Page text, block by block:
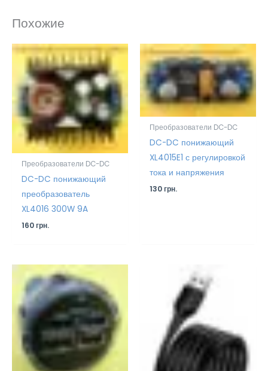
Похожие
Преобразователи DC-DC
DC-DC понижающий
преобразователь
XL4016 300W 9A
160грн.
Преобразователи DC-DC
DC-DC понижающий
XL4015E1 с регулировкой
тока и напряжения
130грн.